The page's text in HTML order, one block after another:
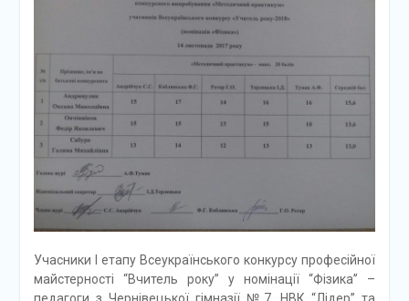
Учасники І етапу Всеукраїнського конкурсу професійної
майстерності “Вчитель року” у номінації “Фізика” –